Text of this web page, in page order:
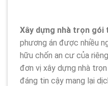
Xây dựng nhà trọn gói
phương án được nhiều
hữu chốn an cư của
đơn vị xây dựng nhà
đáng tin cậy mang lại